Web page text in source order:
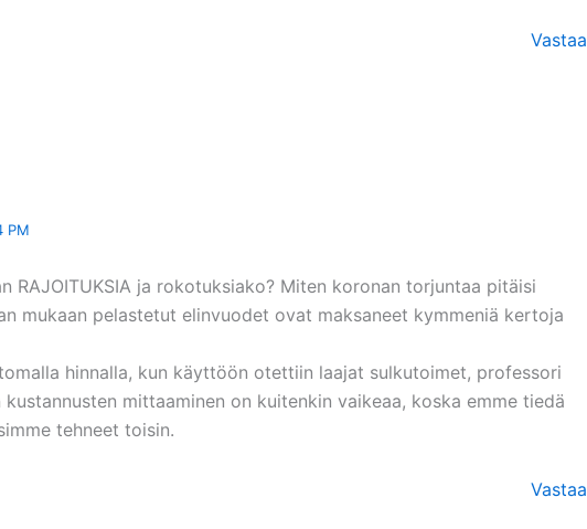
Vastaa
PM
RAJOITUKSIA ja rokotuksiako? Miten koronan torjuntaa pitäisi
mukaan pelastetut elinvuodet ovat maksaneet kymmeniä kertoja
hinnalla, kun käyttöön otettiin laajat sulkutoimet, professori
kustannusten mittaaminen on kuitenkin vaikeaa, koska emme tiedä
tehneet toisin.
Vastaa